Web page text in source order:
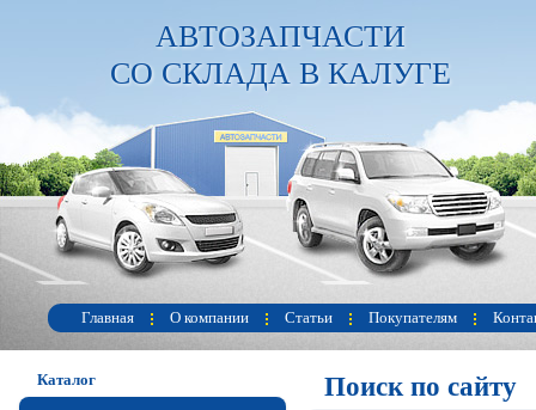
АВТОЗАПЧАСТИ
СО СКЛАДА В КАЛУГЕ
Главная О компании Статьи Покупателям
Поиск по сайту
Каталог